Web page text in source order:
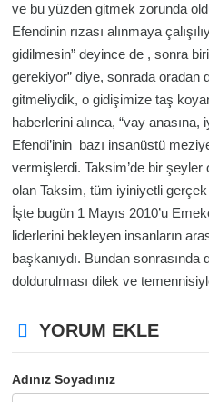
ve bu yüzden gitmek zorunda
Efendinin rızası alınmaya
gidilmesin” deyince de , sonra
gerekiyor” diye, sonrada oradan
gitmeliydik, o gidişimize taş
haberlerini alınca, “vay
Efendi’inin bazı insanüstü
vermişlerdi. Taksim’de bir şeyler
olan Taksim, tüm iyiniyetli
İşte bugün 1 Mayıs 2010’u
liderlerini bekleyen insanların
başkanıydı. Bundan
doldurulması dilek ve
YORUM EKLE
Adınız Soyadınız